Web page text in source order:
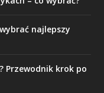
najlepszy
Przewodnik krok po